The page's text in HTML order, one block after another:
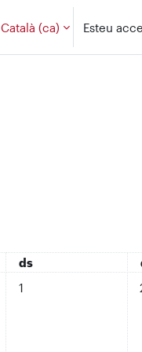
Català ‎(ca)‎ Esteu
dissabte
ds
No hi ha
1